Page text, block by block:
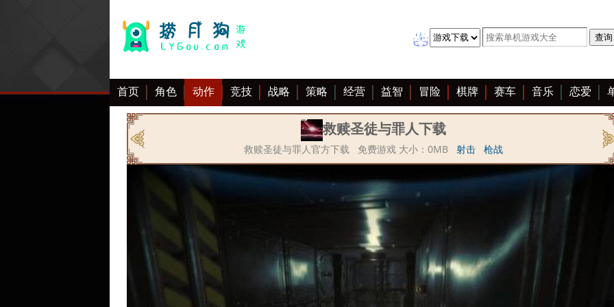
首页 角色 动作 竞技 战略 策略 经营 益智 冒险 棋牌 赛车 音乐 恋爱
大全
救赎圣徒与罪人下载
救赎圣徒与罪人官方下载 免费游戏 大小：0MB 射击 枪战